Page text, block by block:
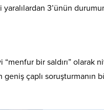
yaralılardan 3’ünün
bir saldırı” olarak
geniş çaplı